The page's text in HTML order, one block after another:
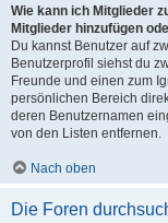
Wie kann ich Mitglieder
Mitglieder hinzufügen
Du kannst Benutzer auf
Benutzerprofil siehst du
Freunde und einen zum
persönlichen Bereich
deren Benutzernamen
von den Listen entfernen.
Nach oben
Die Foren